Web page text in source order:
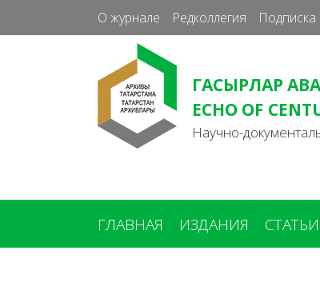
О журнале Редколлегия Подписка
ГАСЫРЛАР
ECHO OF
Научно-
ГЛАВНАЯ ИЗДАНИЯ СТАТЬИ